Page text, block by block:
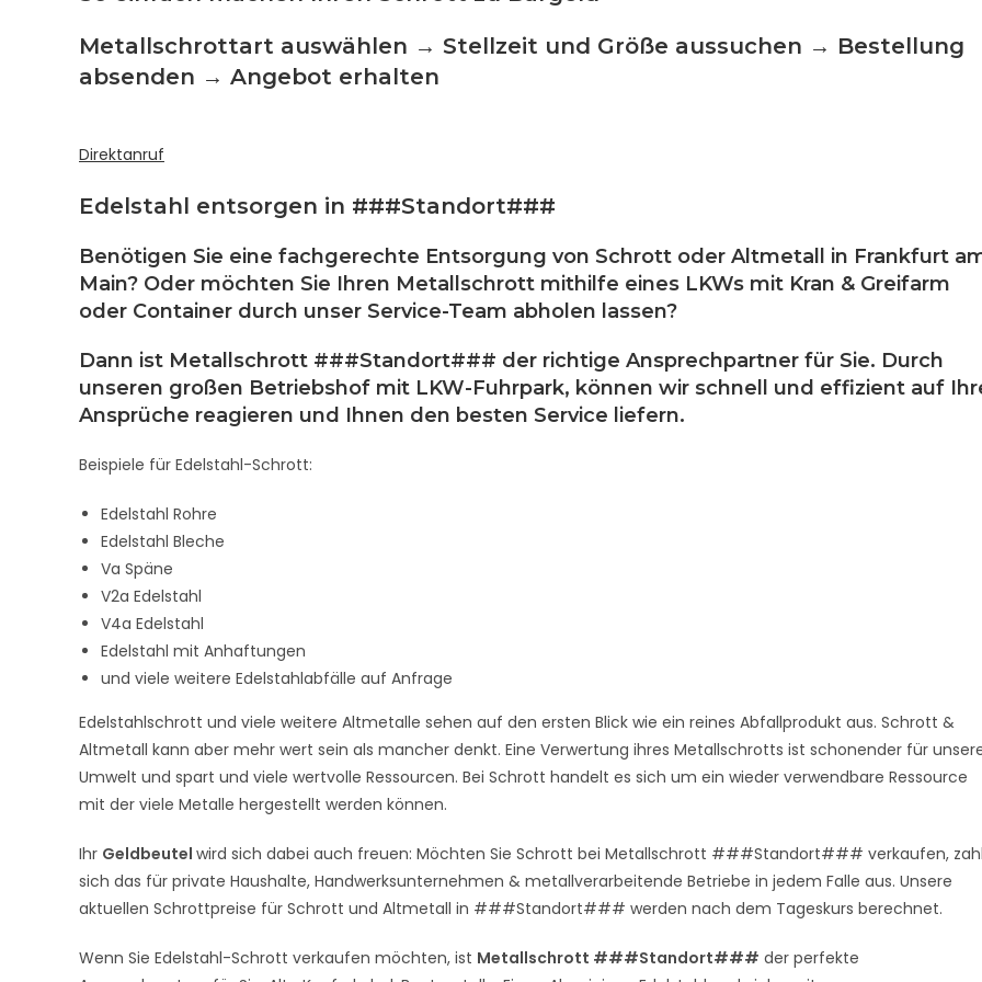
Metallschrottart auswählen → Stellzeit und Größe aussuchen → Bestellung
absenden → Angebot erhalten
Direktanruf
Edelstahl entsorgen in ###Standort###
Benötigen Sie eine fachgerechte Entsorgung von Schrott oder Altmetall in Frankfurt
Main? Oder möchten Sie Ihren Metallschrott mithilfe eines LKWs mit Kran & Greifarm
oder Container durch unser Service-Team abholen lassen?
Dann ist Metallschrott ###Standort### der richtige Ansprechpartner für Sie. Durch
unseren großen Betriebshof mit LKW-Fuhrpark, können wir schnell und effizient auf
Ansprüche reagieren und Ihnen den besten Service liefern.
Beispiele für Edelstahl-Schrott:
Edelstahl Rohre
Edelstahl Bleche
Va Späne
V2a Edelstahl
V4a Edelstahl
Edelstahl mit Anhaftungen
und viele weitere Edelstahlabfälle auf Anfrage
Edelstahlschrott und viele weitere Altmetalle sehen auf den ersten Blick wie ein reines Abfallprodukt aus. Schrott &
Altmetall kann aber mehr wert sein als mancher denkt. Eine Verwertung ihres Metallschrotts ist schonender für
Umwelt und spart und viele wertvolle Ressourcen. Bei Schrott handelt es sich um ein wieder verwendbare Ressource
mit der viele Metalle hergestellt werden können.
Ihr Geldbeutel wird sich dabei auch freuen: Möchten Sie Schrott bei Metallschrott ###Standort### verkaufen,
sich das für private Haushalte, Handwerksunternehmen & metallverarbeitende Betriebe in jedem Falle aus. Unsere
aktuellen Schrottpreise für Schrott und Altmetall in ###Standort### werden nach dem Tageskurs berechnet.
Wenn Sie Edelstahl-Schrott verkaufen möchten, ist Metallschrott ###Standort### der perfekte